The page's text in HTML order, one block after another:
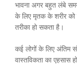
भावना अगर बहुत लंबे
के लिए मृतक के शरीर
तरीका हो सकता है।
कई लोगों के लिए अंतिम
वास्तविकता का एहसास